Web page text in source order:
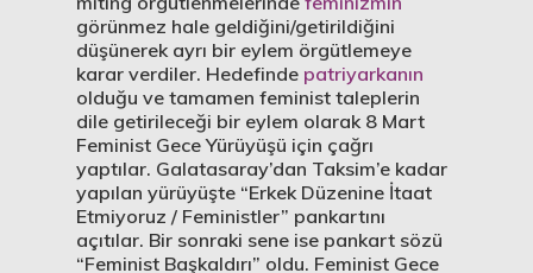
görünmez hale geldiğini/getirildiğini
düşünerek ayrı bir eylem örgütlemeye
karar verdiler. Hedefinde patriyarkanın
olduğu ve tamamen feminist taleplerin
dile getirileceği bir eylem olarak 8 Mart
Feminist Gece Yürüyüşü için çağrı
yaptılar. Galatasaray’dan Taksim’e kadar
yapılan yürüyüşte “Erkek Düzenine İtaat
Etmiyoruz / Feministler” pankartını
açıtılar. Bir sonraki sene ise pankart sözü
“Feminist Başkaldırı” oldu. Feminist Gece